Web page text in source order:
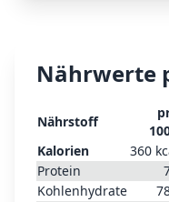
Nährwerte
Nährstoff
Kalorien
360
Protein
Kohlenhydrate